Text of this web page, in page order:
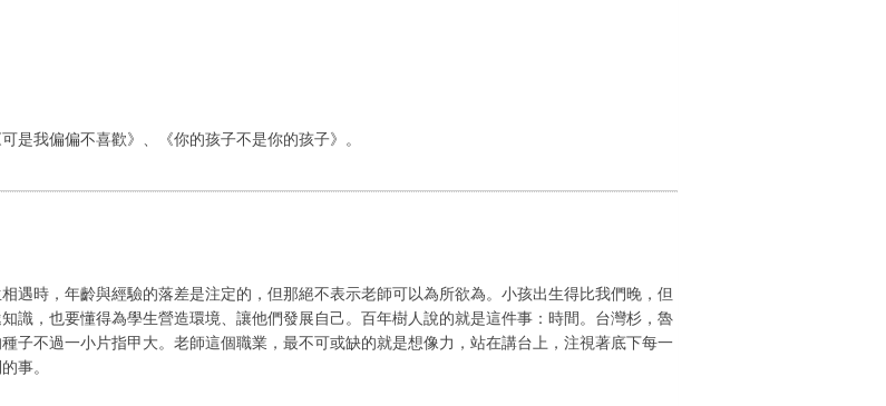
我偏偏不喜歡》、《你的孩子不是你的孩子》。
遇時，年齡與經驗的落差是注定的，但那絕不表示老師可以為所欲為。小孩出生得比我們晚，但
識，也要懂得為學生營造環境、讓他們發展自己。百年樹人說的就是這件事：時間。台灣杉，魯
子不過一小片指甲大。老師這個職業，最不可或缺的就是想像力，站在講台上，注視著底下每一
事。